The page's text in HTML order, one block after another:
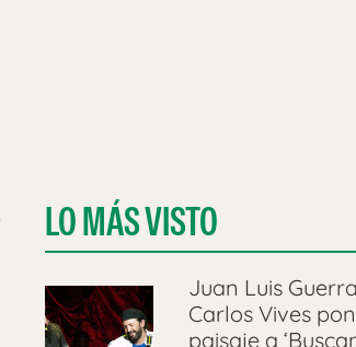
LO MÁS VISTO
Juan Luis
Carlos Vives
paisaje a